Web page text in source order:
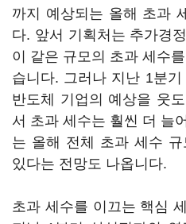
까지 예상되는 올해 초과
다. 앞서 기획처는 추가경
이 같은 규모의 초과 세수
습니다. 그러나 지난 1분
반도체 기업의 예상을 웃
서 초과 세수는 훨씬 더 늘
는 올해 전체 초과 세수
있다는 전망도 나옵니다.
초과 세수를 이끄는 핵심